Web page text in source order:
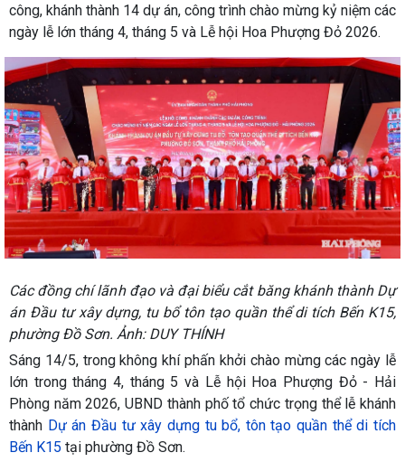
công, khánh thành 14 dự án, công trình chào mừng kỷ niệm các
ngày lễ lớn tháng 4, tháng 5 và Lễ hội Hoa Phượng Đỏ 2026.
Các đồng chí lãnh đạo và đại biểu cắt băng khánh thành Dự
án Đầu tư xây dựng, tu bổ tôn tạo quần thể di tích Bến K15,
phường Đồ Sơn. Ảnh: DUY THÍNH
Sáng 14/5, trong không khí phấn khởi chào mừng các ngày lễ
lớn trong tháng 4, tháng 5 và Lễ hội Hoa Phượng Đỏ - Hải
Phòng năm 2026, UBND thành phố tổ chức trọng thể lễ khánh
thành Dự án Đầu tư xây dựng tu bổ, tôn tạo quần thể di tích
Bến K15 tại phường Đồ Sơn.